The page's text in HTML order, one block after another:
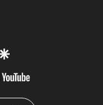
google
youtube-